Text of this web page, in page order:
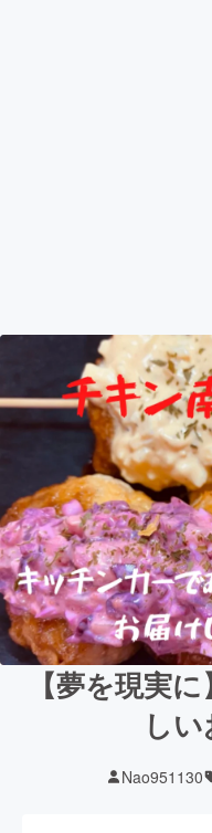
【夢を現実
し
Nao951130